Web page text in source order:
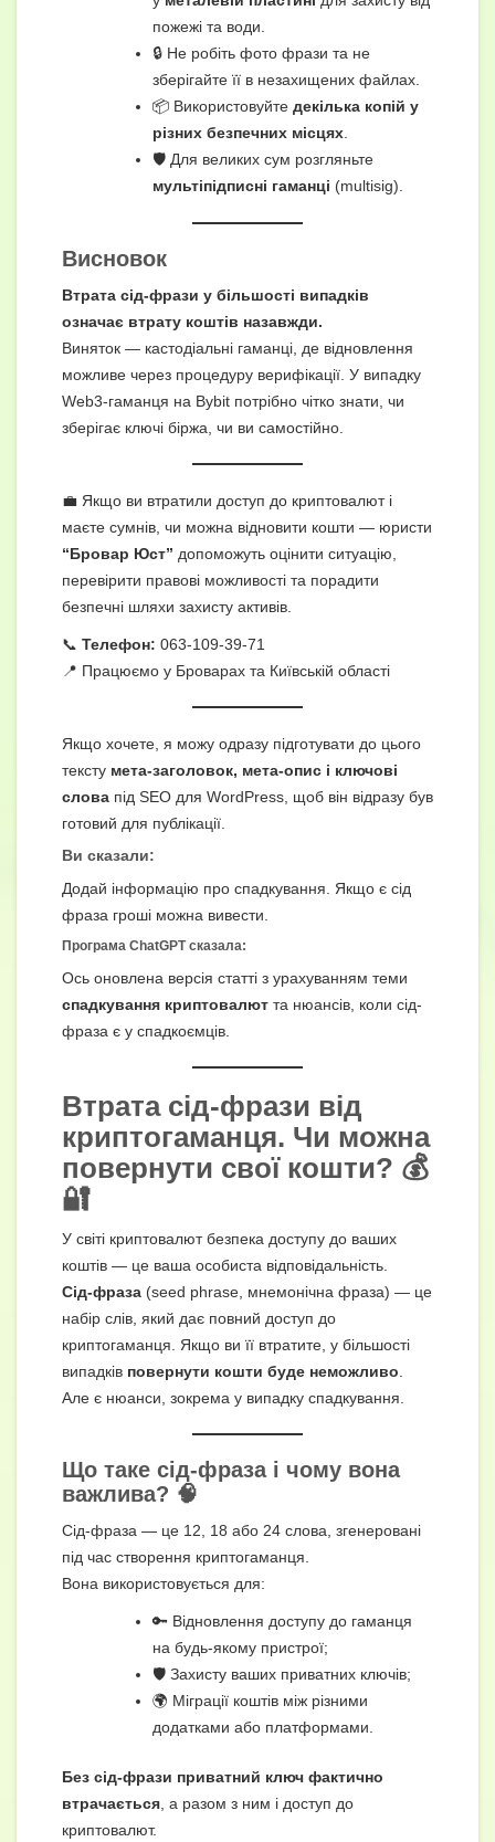
пожежі та води.
🔒 Не робіть фото фрази та не
зберігайте її в незахищених файлах.
📦 Використовуйте декілька копій у
різних безпечних місцях
🛡 Для великих сум розгляньте
мультіпідписні гаманці (multisig).
Висновок
Втрата сід-фрази у більшості випадків
означає втрату коштів назавжди.
Виняток — кастодіальні гаманці, де відновлення
можливе через процедуру верифікації. У випадку
Web3-гаманця на Bybit потрібно чітко знати, чи
зберігає ключі біржа, чи ви самостійно.
💼 Якщо ви втратили доступ до криптовалют і
маєте сумнів, чи можна відновити кошти — юристи
“Бровар Юст” допоможуть оцінити ситуацію,
перевірити правові можливості та порадити
безпечні шляхи захисту активів.
📞 Телефон: 063-109-39-71
📍 Працюємо у Броварах та Київській області
Якщо хочете, я можу одразу підготувати до цього
тексту мета-заголовок, мета-опис і ключові
слова під SEO для WordPress, щоб він відразу був
готовий для публікації.
Ви сказали:
Додай інформацію про спадкування. Якщо є сід
фраза гроші можна вивести.
Програма ChatGPT сказала:
Ось оновлена версія статті з урахуванням теми
спадкування криптовалют та нюансів, коли сід-
фраза є у спадкоємців.
Втрата сід-фрази від
криптогаманця. Чи можна
повернути свої кошти? 💰
🔐
У світі криптовалют безпека доступу до ваших
коштів — це ваша особиста відповідальність.
Сід-фраза (seed phrase, мнемонічна фраза) — це
набір слів, який дає повний доступ до
криптогаманця. Якщо ви її втратите, у більшості
випадків повернути кошти буде неможливо
Але є нюанси, зокрема у випадку спадкування.
Що таке сід-фраза і чому вона
важлива? 🧠
Сід-фраза — це 12, 18 або 24 слова, згенеровані
під час створення криптогаманця.
Вона використовується для:
🔑 Відновлення доступу до гаманця
на будь-якому пристрої;
🛡 Захисту ваших приватних ключів;
🌍 Міграції коштів між різними
додатками або платформами.
Без сід-фрази приватний ключ фактично
втрачається , а разом з ним і доступ до
криптовалют.